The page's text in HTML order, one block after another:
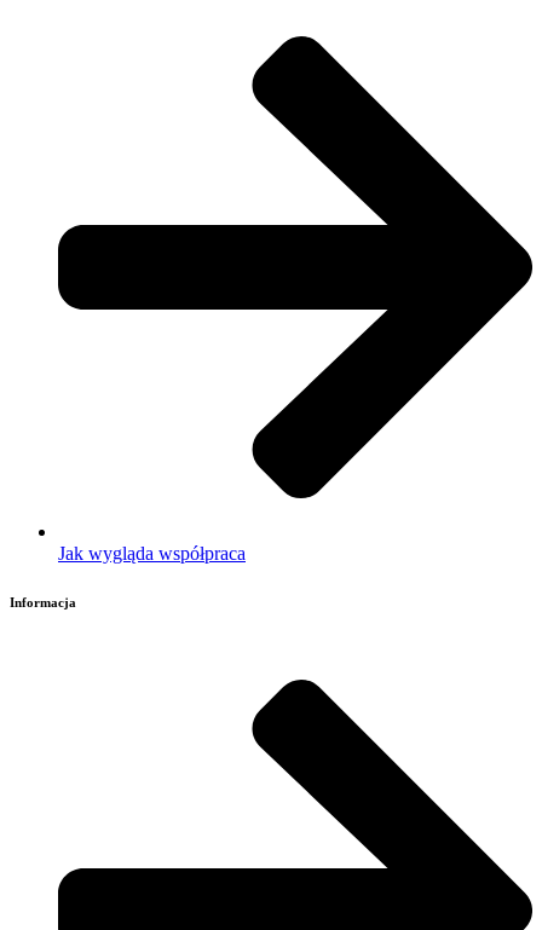
Jak wygląda współpraca
Informacja